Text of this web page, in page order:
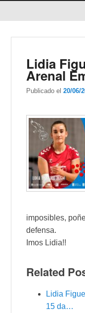
Lidia
Arenal
Publicado el20/06/
imposibles,
defensa.
Imos Lidia!!
Related
Lidia
15 da…